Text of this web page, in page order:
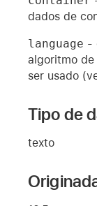
dados de
language -
algoritmo
ser usado
Tipo de
texto